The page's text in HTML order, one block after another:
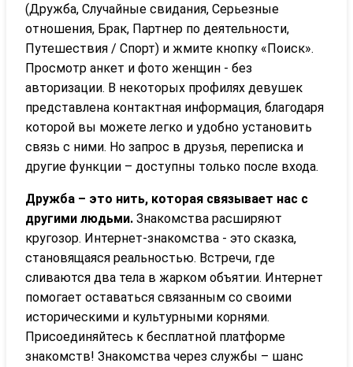
(Дружба, Случайные свидания, Серьезные
отношения, Брак, Партнер по деятельности,
Путешествия / Спорт) и жмите кнопку «Поиск».
Просмотр анкет и фото женщин - без
авторизации. В некоторых профилях девушек
представлена контактная информация, благодаря
которой вы можете легко и удобно установить
связь с ними. Но запрос в друзья, переписка и
другие функции – доступны только после входа.
Дружба – это нить, которая связывает нас с
другими людьми. Знакомства расширяют
кругозор. Интернет-знакомства - это сказка,
становящаяся реальностью. Встречи, где
сливаются два тела в жарком объятии. Интернет
помогает оставаться связанным со своими
историческими и культурными корнями.
Присоединяйтесь к бесплатной платформе
знакомств! Знакомства через службы – шанс